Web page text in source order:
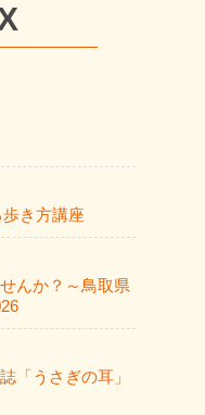
き方講座
んか？～鳥取県
「うさぎの耳」